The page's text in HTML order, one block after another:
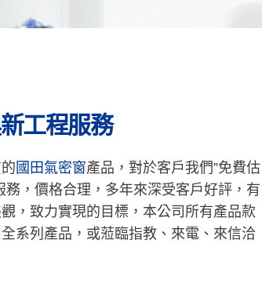
工程服務
國田氣密窗產品，對於客戶我們”免費估
，價格合理，多年來深受客戶好評，有
，致力實現的目標，本公司所有產品款
系列產品，或蒞臨指教、來電、來信洽